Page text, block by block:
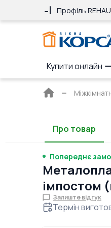
Профіль REHAU
Купити онлайн
Головна
Про товар
Попереднє
імпостом
Залиште відгук
Термін